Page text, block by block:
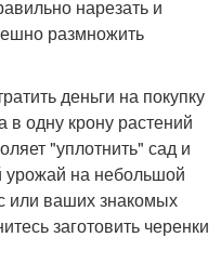
нарезать и
размножить
деньги на покупку
в одну крону растений
"уплотнить" сад и
урожай на небольшой
или ваших знакомых
заготовить черенки